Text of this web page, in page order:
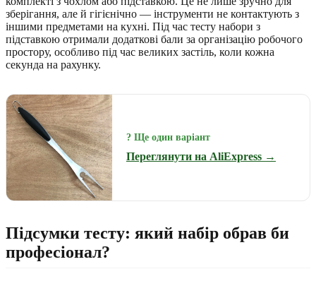
зберігання, але й гігієнічно — інструменти не контактують з
іншими предметами на кухні. Під час тесту набори з
підставкою отримали додаткові бали за організацію робочого
простору, особливо під час великих застіль, коли кожна
секунда на рахунку.
? Ще один варіант
Переглянути на AliExpress →
Підсумки тесту: який набір обрав би
професіонал?